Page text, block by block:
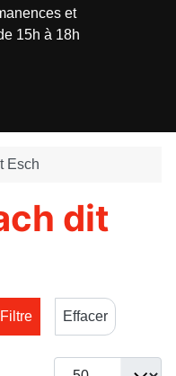
Esch
dit
Filtre
Effacer
Afficher #
et
15h à 18h